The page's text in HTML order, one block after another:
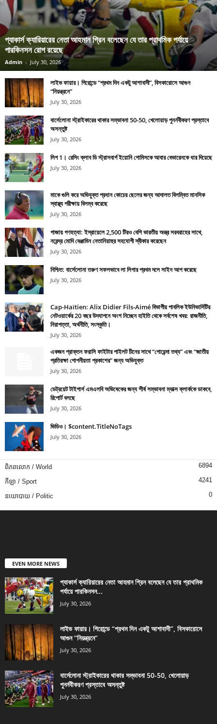
প্যাকার্স ক্যারিয়ারের নেতা আহমান গ্রিন বলেছেন যে তার প্রাথমিক পর্যায়ে
পারকিনসন রোগ রয়েছে
Admin - July 30, 2026
লাইভ ফায়ার। গিরোন্ডে “প্রথম দিন একটু আশাবাদী”, বিসকারোসে আগুন
“নিয়ন্ত্রনে”
July 30, 2026
বার্সেলোনা স্ট্রাইকারের থাকার সম্ভাবনা 50-50, খেলোয়াড় পুনর্নবীকরণ প্রস্তাবে
অসন্তুষ্ট
July 30, 2026
লিগ 1। রেসিং ক্লাব ডি স্ট্রাসবার্গ ইয়োনি গোমিসকে আবার বেভারেনকে ধার দিয়েছে
July 30, 2026
মাকে গুলি করে অভিযুক্ত প্রধান কোচের ছেলের জন্য আদালত বিলম্বিত মানসিক
স্বাস্থ্য পরীক্ষায় বিলম্ব করেছে
July 30, 2026
গাজায় গণহত্যা: ইস্রায়েলে 2,500 টিরও বেশি ভারতীয় অস্ত্র সরবরাহের সাথে,
নরেন্দ্র মোদি বেঞ্জামিন নেতানিয়াহুর সহযোগী স্বীকার করেছেন
July 30, 2026
নিশ্চিত: বার্সেলোনা তরুণ সফলভাবে লা লিগার প্রথম দলে সাইন আপ করেছে
July 30, 2026
Cap-Haïtien: Alix Didier Fils-Aimé বিভাগীয় পাবলিক ইউনিভার্সিটির
নেটওয়ার্কের 20 বছর উদযাপনে অংশ নিচ্ছেন হাইতি থেকে সর্বশেষ খবর: রাজনীতি,
নিরাপত্তা, অর্থনীতি, সংস্কৃতি।
July 30, 2026
একজন প্রাক্তন ফরাসি ফাইটার পাইলট চীনের সাথে “গোয়েন্দা তথ্য” এবং “জাতীয়
প্রতিরক্ষা গোপনীয়তা প্রকাশের” জন্য অভিযুক্ত
July 30, 2026
ডেট্রয়েট টাইগার্স এমএলবি অভিষেকের জন্য শীর্ষ সম্ভাবনা ম্যাক্স ক্লার্ককে ডাকবে,
রিপোর্ট বলছে
July 30, 2026
ভিডিও। $content.TitleNoTags
July 30, 2026
ពិភពលោក / World 6894
កីឡា / Sport 4241
នយោបាយ / Politic 0
EVEN MORE NEWS
প্যাকার্স ক্যারিয়ারের নেতা আহমান গ্রিন বলেছেন যে তার প্রাথমিক
পর্যায়ে পারকিনসন...
July 30, 2026
লাইভ ফায়ার। গিরোন্ডে “প্রথম দিন একটু আশাবাদী”, বিসকারোসে
আগুন “নিয়ন্ত্রনে”
July 30, 2026
বার্সেলোনা স্ট্রাইকারের থাকার সম্ভাবনা 50-50, খেলোয়াড়
পুনর্নবীকরণ প্রস্তাবে অসন্তুষ্ট
July 30, 2026